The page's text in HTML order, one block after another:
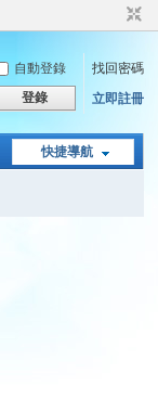
自動登錄
找回密碼
登錄 立即註冊
快捷導航